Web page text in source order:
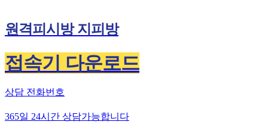
원격피시방 지피방
접속기 다운로드
상담 전화번호
365일 24시간 상담가능합니다